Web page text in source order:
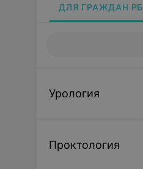
ДЛЯ ГРАЖДАН РБ
Урология
Проктология